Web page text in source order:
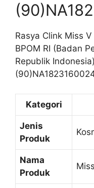
Rasya Clink Miss
BPOM RI (Badan
Republik
Kategori
Jenis
Produk
Nama
Produk